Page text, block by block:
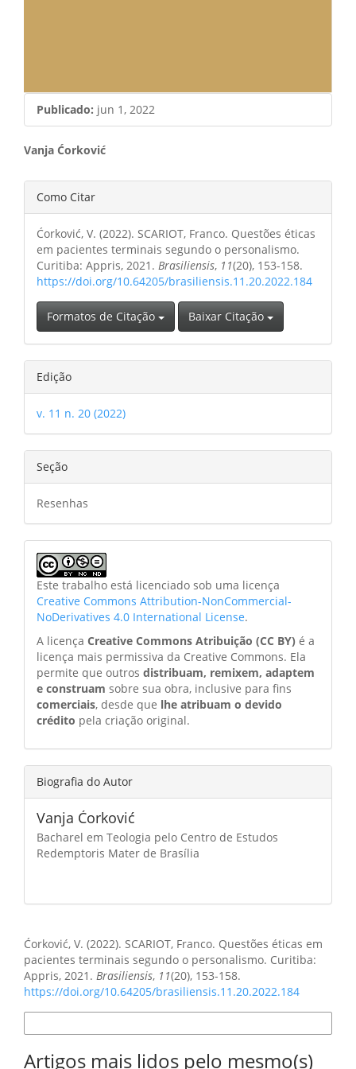
Publicado: jun 1, 2022
Conteúdo
do
artigo
principal
Vanja Ćorković
Detalhes
do
artigo
Como Citar
Ćorković, V. (2022). SCARIOT, Franco. Questões éticas
em pacientes terminais segundo o personalismo.
Curitiba: Appris, 2021. Brasiliensis, 11(20), 153-158.
https://doi.org/10.64205/brasiliensis.11.20.2022.184
Formatos de Citação Baixar Citação
Edição
v. 11 n. 20 (2022)
Seção
Resenhas
Este trabalho está licenciado sob uma licença
Creative Commons Attribution-NonCommercial-
NoDerivatives 4.0 International License.
A licença Creative Commons Atribuição (CC BY) é a
licença mais permissiva da Creative Commons. Ela
permite que outros distribuam, remixem, adaptem
e construam sobre sua obra, inclusive para fins
comerciais, desde que lhe atribuam o devido
crédito pela criação original.
Biografia do Autor
Vanja Ćorković
Bacharel em Teologia pelo Centro de Estudos
Redemptoris Mater de Brasília
Ćorković, V. (2022). SCARIOT, Franco. Questões éticas em
pacientes terminais segundo o personalismo. Curitiba:
Appris, 2021. Brasiliensis, 11(20), 153-158.
https://doi.org/10.64205/brasiliensis.11.20.2022.184
Artigos mais lidos pelo mesmo(s)